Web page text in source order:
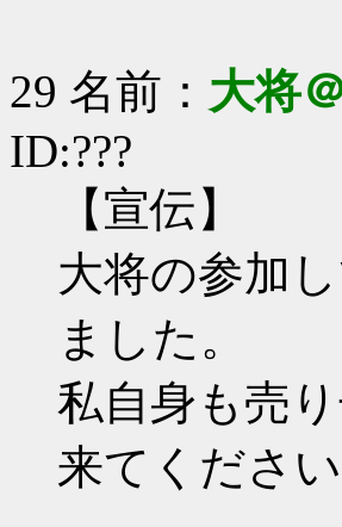
29 名前： 大将
ID:???
【宣伝】
大将の参加
ました。
私自身も売
来てください